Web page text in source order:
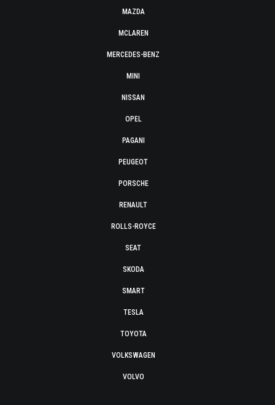
MAZDA
MCLAREN
MERCEDES-BENZ
MINI
NISSAN
OPEL
PAGANI
PEUGEOT
PORSCHE
RENAULT
ROLLS-ROYCE
SEAT
SKODA
SMART
TESLA
TOYOTA
VOLKSWAGEN
VOLVO